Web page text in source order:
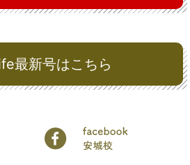
最新号はこちら